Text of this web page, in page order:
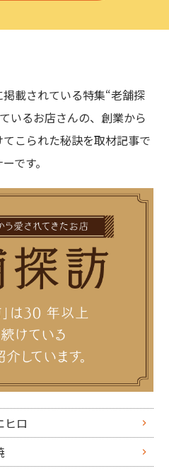
載されている特集“老舗探
いるお店さんの、創業から
こられた秘訣を取材記事で
です。
ロ